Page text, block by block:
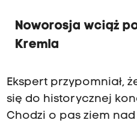
Noworosja wciąż
Kremla
Ekspert przypomniał,
się do historycznej
Chodzi o pas ziem